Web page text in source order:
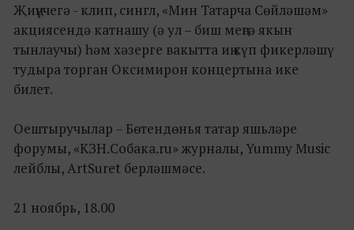
Җиңүчегә - клип, сингл, «Мин Татарча Сөйләшәм»
акциясендә катнашу (ә ул – биш меңгә якын
тынлаучы) һәм хәзерге вакытта иң күп фикерләшү
тудыра торган Оксимирон концертына ике
билет.
Оештыручылар – Бөтендөнья татар яшьләре
форумы, «КЗН.Собака.ru» журналы, Yummy Music
лейблы, ArtSuret берләшмәсе.
21 ноябрь, 18.00